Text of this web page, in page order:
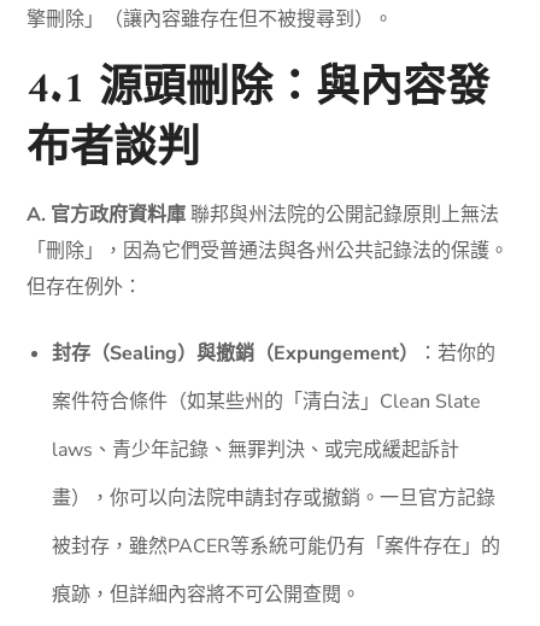
擎刪除」（讓內容雖存在但不被搜尋到）。
4.1 源頭刪除：與內容發
布者談判
A. 官方政府資料庫聯邦與州法院的公開記錄原則上無法
「刪除」，因為它們受普通法與各州公共記錄法的保護。
但存在例外：
封存（Sealing）與撤銷（Expungement）
：若你的
案件符合條件（如某些州的「清白法」Clean Slate
laws、青少年記錄、無罪判決、或完成緩起訴計
畫），你可以向法院申請封存或撤銷。一旦官方記錄
被封存，雖然PACER等系統可能仍有「案件存在」的
痕跡，但詳細內容將不可公開查閱。